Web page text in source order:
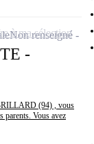
-
(94) , vous
parents. Vous avez
Non renseigné
à ma sélection